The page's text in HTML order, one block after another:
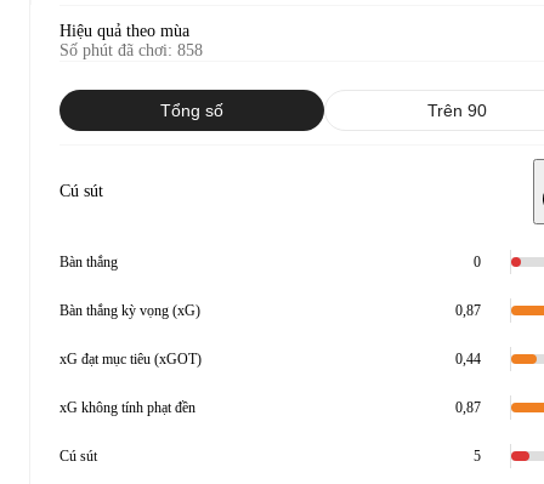
Hiệu quả theo mùa
Số phút đã chơi: 858
Tổng số Trên 90
Cú sút
Bàn thắng 0
Bàn thắng kỳ vọng (xG) 0,87
xG đạt mục tiêu (xGOT) 0,44
xG không tính phạt đền 0,87
Cú sút 5